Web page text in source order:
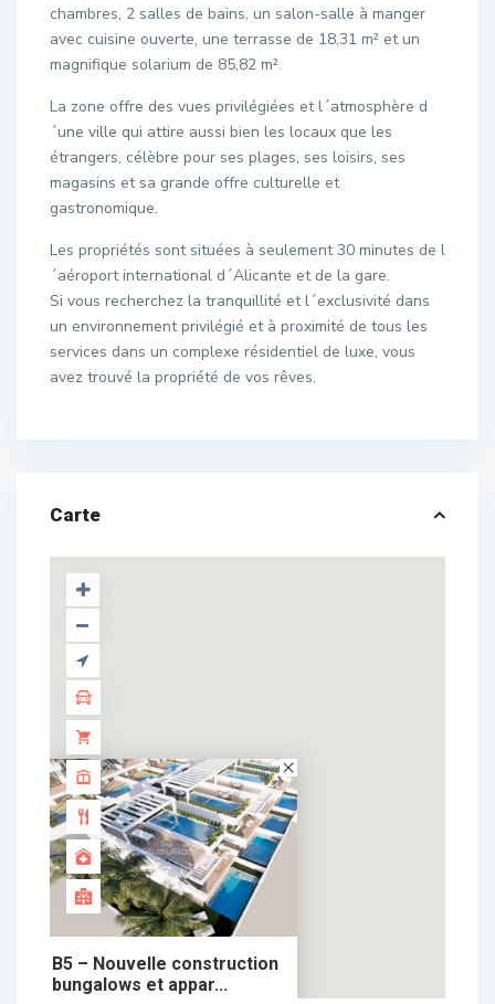
chambres, 2 salles de bains, un salon-salle à manger
avec cuisine ouverte, une terrasse de 18,31 m² et un
magnifique solarium de 85,82 m².
La zone offre des vues privilégiées et l´atmosphère d
´une ville qui attire aussi bien les locaux que les
étrangers, célèbre pour ses plages, ses loisirs, ses
magasins et sa grande offre culturelle et
gastronomique.
Les propriétés sont situées à seulement 30 minutes de l
´aéroport international d´Alicante et de la gare.
Si vous recherchez la tranquillité et l´exclusivité dans
un environnement privilégié et à proximité de tous les
services dans un complexe résidentiel de luxe, vous
avez trouvé la propriété de vos rêves.
Carte
359.900 €
B5 – Nouvelle construction
bungalows et appar...